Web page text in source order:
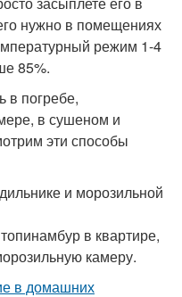
нужно в помещениях
режим 1-4
85%.
в погребе,
в сушеном и
эти способы
и морозильной
в квартире,
камеру.